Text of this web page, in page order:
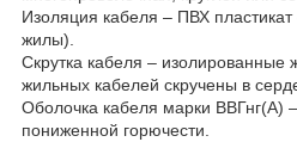
Изоляция кабеля – ПВХ
жилы).
Скрутка кабеля – изолированные
жильных кабелей скручены в
Оболочка кабеля марки ВВГнг(А)
пониженной горючести.